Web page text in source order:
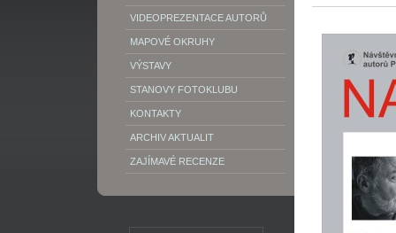
VIDEOPREZENTACE AUTORŮ
MAPOVÉ OKRUHY
VÝSTAVY
STANOVY FOTOKLUBU
KONTAKTY
ARCHIV AKTUALIT
ZAJÍMAVÉ RECENZE